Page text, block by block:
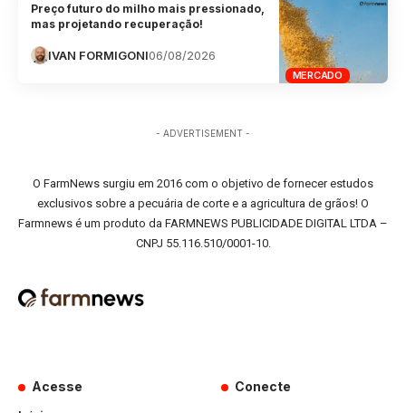
MERCADO
Preço futuro do milho mais pressionado,
mas projetando recuperação!
IVAN FORMIGONI06/08/2026
- ADVERTISEMENT -
O FarmNews surgiu em 2016 com o objetivo de fornecer estudos
exclusivos sobre a pecuária de corte e a agricultura de grãos! O
Farmnews é um produto da FARMNEWS PUBLICIDADE DIGITAL LTDA –
CNPJ 55.116.510/0001-10.
Acesse Conecte